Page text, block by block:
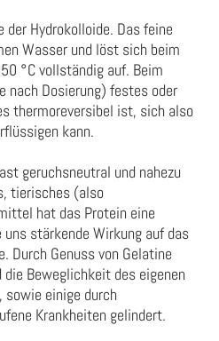
der Hydrokolloide. Das feine
Wasser und löst sich beim
°C vollständig auf. Beim
nach Dosierung) festes oder
thermoreversibel ist, sich also
kann.
geruchsneutral und nahezu
tierisches (also
hat das Protein eine
uns stärkende Wirkung auf das
Durch Genuss von Gelatine
Beweglichkeit des eigenen
sowie einige durch
Krankheiten gelindert.